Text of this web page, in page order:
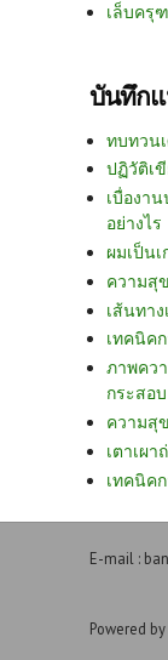
เล็บครุ
บันทึก
ทบทวน
ปฏิวัติเขี
เบื่องา
อย่างไร
ผมเป็น
ความสุ
เส้นทาง
เทคนิค
ภาพคว
กระสอบ
ความสุ
เตาเผ
เทคนิค
E-mail :
Powered by